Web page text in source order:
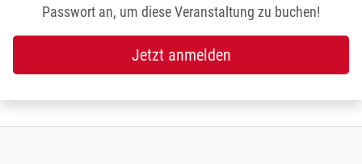
Passwort an, um diese Veranstaltung zu buchen!
Jetzt anmelden